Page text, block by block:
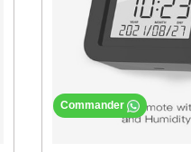
Commander